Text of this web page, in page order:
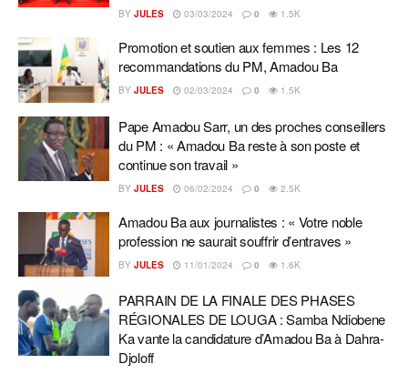
BY JULES 03/03/2024 0 1.5K
Promotion et soutien aux femmes : Les 12
recommandations du PM, Amadou Ba
BY JULES 02/03/2024 0 1.5K
Pape Amadou Sarr, un des proches conseillers
du PM : « Amadou Ba reste à son poste et
continue son travail »
BY JULES 06/02/2024 0 2.5K
Amadou Ba aux journalistes : « Votre noble
profession ne saurait souffrir d’entraves »
BY JULES 11/01/2024 0 1.6K
PARRAIN DE LA FINALE DES PHASES
RÉGIONALES DE LOUGA : Samba Ndiobene
Ka vante la candidature d’Amadou Ba à Dahra-
Djoloff